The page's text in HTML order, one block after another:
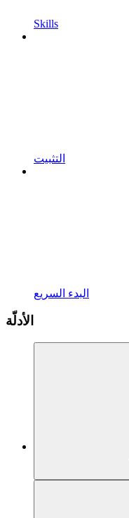
Skills
التثبيت
البدء السريع
الأدلّة